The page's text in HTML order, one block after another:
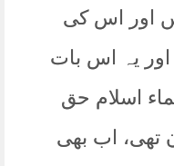
اور اس کی
یہ اس بات
اسلام حق
تھی، اب بھی